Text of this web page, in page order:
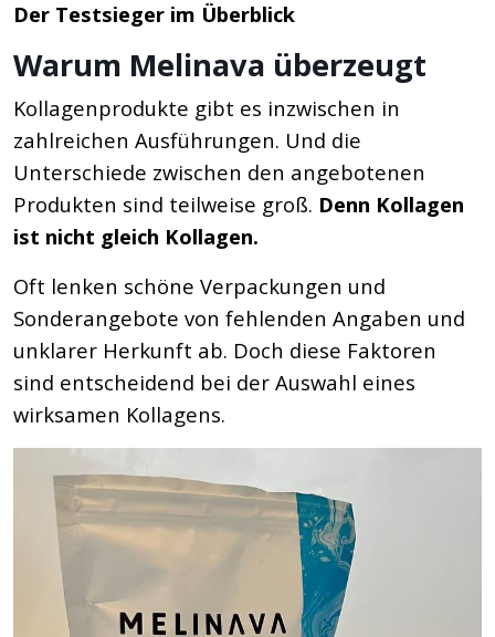
Der Testsieger im Überblick
Warum Melinava überzeugt
Kollagenprodukte gibt es inzwischen in
zahlreichen Ausführungen. Und die
Unterschiede zwischen den angebotenen
Produkten sind teilweise groß. Denn Kollagen
ist nicht gleich Kollagen.
Oft lenken schöne Verpackungen und
Sonderangebote von fehlenden Angaben und
unklarer Herkunft ab. Doch diese Faktoren
sind entscheidend bei der Auswahl eines
wirksamen Kollagens.